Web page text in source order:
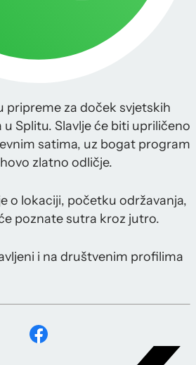
pripreme za doček svjetskih
Splitu. Slavlje će biti upriličeno
satima, uz bogat program
zlatno odličje.
o lokaciji, početku održavanja,
poznate sutra kroz jutro.
i na društvenim profilima